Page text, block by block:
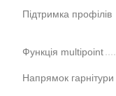
Підтримка профілів
Функція multipoint
Напрямок гарнітури